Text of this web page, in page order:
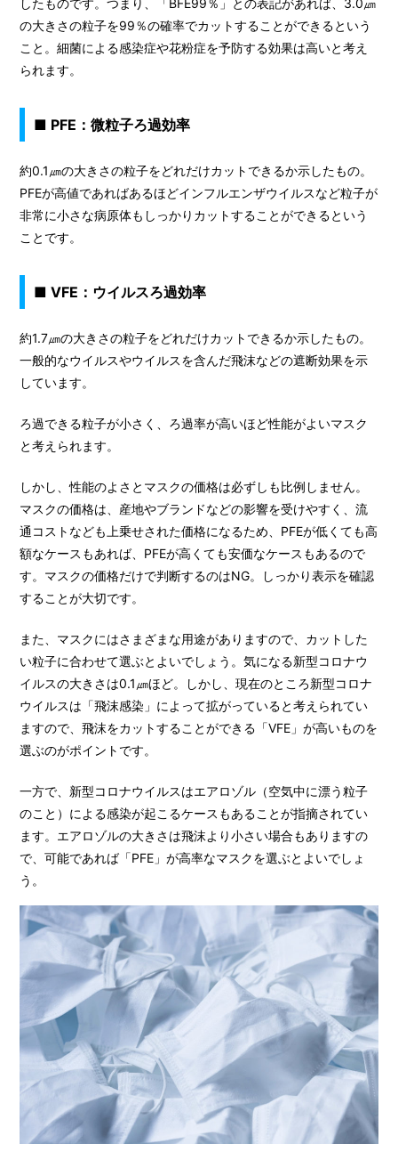
したものです。つまり、「BFE99％」との表記があれば、3.0㎛
の大きさの粒子を99％の確率でカットすることができるという
こと。細菌による感染症や花粉症を予防する効果は高いと考え
られます。
■ PFE：微粒子ろ過効率
約0.1㎛の大きさの粒子をどれだけカットできるか示したもの。
PFEが高値であればあるほどインフルエンザウイルスなど粒子が
非常に小さな病原体もしっかりカットすることができるという
ことです。
■ VFE：ウイルスろ過効率
約1.7㎛の大きさの粒子をどれだけカットできるか示したもの。
一般的なウイルスやウイルスを含んだ飛沫などの遮断効果を示
しています。
ろ過できる粒子が小さく、ろ過率が高いほど性能がよいマスク
と考えられます。
しかし、性能のよさとマスクの価格は必ずしも比例しません。
マスクの価格は、産地やブランドなどの影響を受けやすく、流
通コストなども上乗せされた価格になるため、PFEが低くても高
額なケースもあれば、PFEが高くても安価なケースもあるので
す。マスクの価格だけで判断するのはNG。しっかり表示を確認
することが大切です。
また、マスクにはさまざまな用途がありますので、カットした
い粒子に合わせて選ぶとよいでしょう。気になる新型コロナウ
イルスの大きさは0.1㎛ほど。しかし、現在のところ新型コロナ
ウイルスは「飛沫感染」によって拡がっていると考えられてい
ますので、飛沫をカットすることができる「VFE」が高いものを
選ぶのがポイントです。
一方で、新型コロナウイルスはエアロゾル（空気中に漂う粒子
のこと）による感染が起こるケースもあることが指摘されてい
ます。エアロゾルの大きさは飛沫より小さい場合もありますの
で、可能であれば「PFE」が高率なマスクを選ぶとよいでしょ
う。